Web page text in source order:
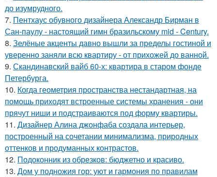
до изумрудного.
7. Пентхаус обувного дизайнера Александр Бирман в
Сан-паулу - настоящий гимн бразильскому mid - Century.
8. Зелёные акценты давно вышли за пределы гостиной и
уверенно заняли всю квартиру - от прихожей до ванной.
9. Скандинавский вайб 60-х: квартира в старом фонде
Петербурга.
10. Когда геометрия пространства нестандартная, на
помощь приходят встроенные системы хранения - они
прячут ниши и подстраиваются под форму квартиры.
11. Дизайнер Алина джонфаба создала интерьер,
построенный на сочетании минимализма, природных
оттенков и продуманных контрастов.
12. Подоконник из обрезков: бюджетно и красиво.
13. Дом у подножия гор: уют и гармония по правилам